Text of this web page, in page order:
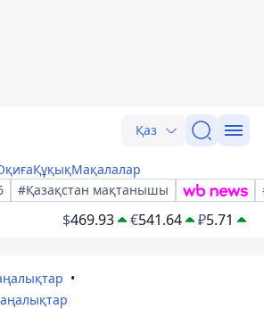
Қаз
ҚұқықМақалалар
#Қазақстан мақтанышы
$469.93 €541.64 ₽5.71